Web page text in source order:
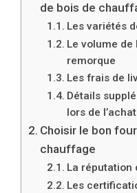
de bois de
Les variétés
Le volume de
remorque
Les frais de
Détails
lors de l’achat
Choisir le bon
chauffage
La réputation
Les